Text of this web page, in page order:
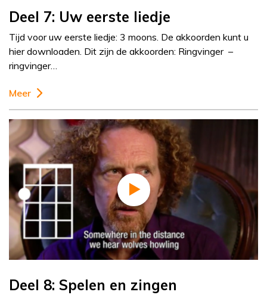
Deel 7: Uw eerste liedje
Tijd voor uw eerste liedje: 3 moons. De akkoorden kunt u
hier downloaden. Dit zijn de akkoorden: Ringvinger –
ringvinger…
Meer
Deel 8: Spelen en zingen